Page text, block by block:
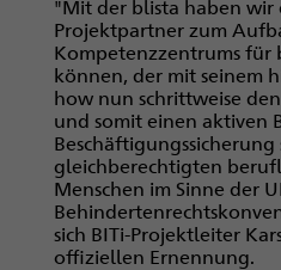
"Mit der blista haben
Projektpartner zum
Kompetenzzentrums für
können, der mit seinem
how nun schrittweise
und somit einen aktiven
Beschäftigungssicherung
gleichberechtigten
Menschen im Sinne der
sich BITi-Projektleiter
offiziellen Ernennung.